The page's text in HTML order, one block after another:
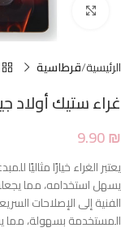
Click to enlarge
الرئيسية قرطاسية
غراء ستيك أولاد
9.90₪
يعتبر الغراء خيارًا مثاليًا
يسهل استخدامه، مما
الفنية إلى الإصلاحات
المستخدمة بسهولة، مما